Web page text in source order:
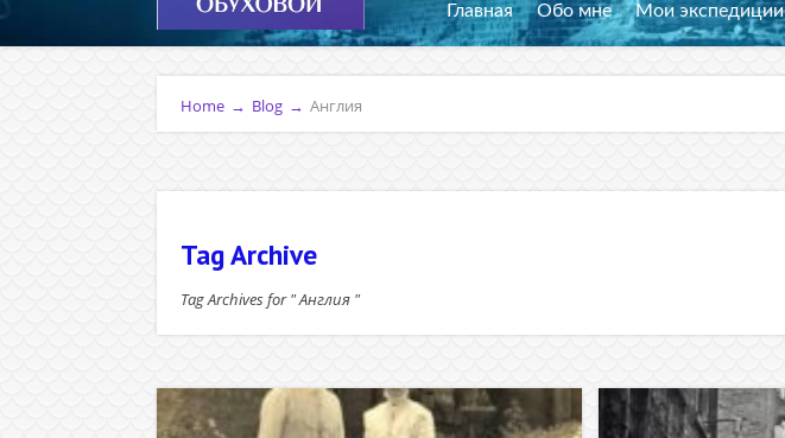
Главная Обо мне Мои экспедиции
Home → Blog → Англия
Tag Archive
Tag Archives for " Англия "